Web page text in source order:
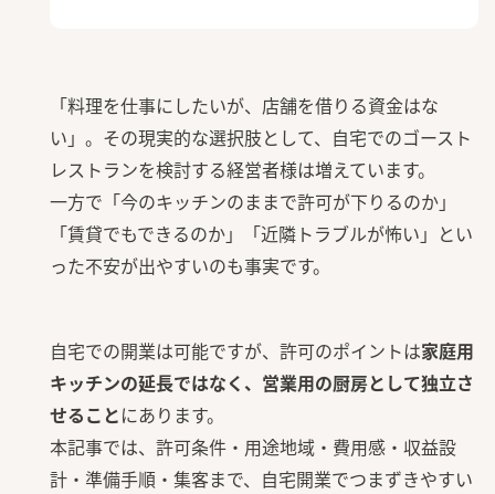
「料理を仕事にしたいが、店舗を借りる資金はな
い」。その現実的な選択肢として、自宅でのゴースト
レストランを検討する経営者様は増えています。
一方で「今のキッチンのままで許可が下りるのか」
「賃貸でもできるのか」「近隣トラブルが怖い」とい
った不安が出やすいのも事実です。
自宅での開業は可能ですが、許可のポイントは家庭用
キッチンの延長ではなく、営業用の厨房として独立さ
せることにあります。
本記事では、許可条件・用途地域・費用感・収益設
計・準備手順・集客まで、自宅開業でつまずきやすい